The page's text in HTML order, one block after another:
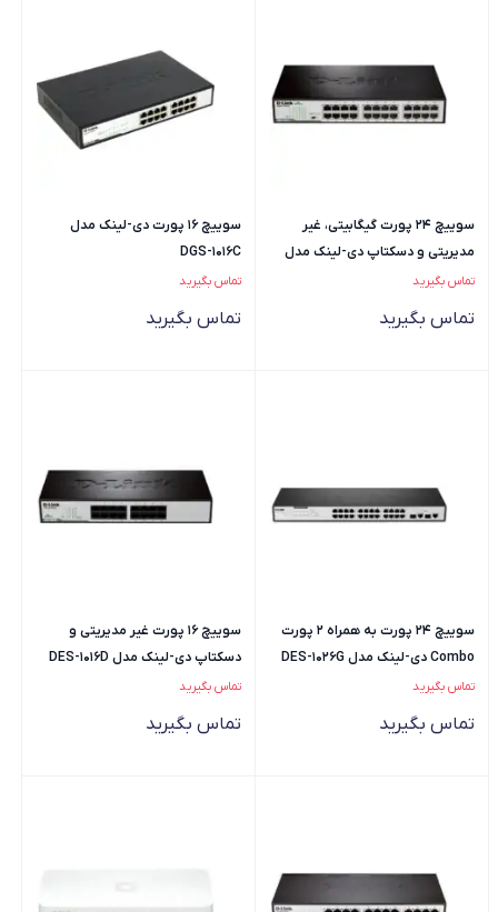
سوییچ 24 پورت گیگابیتی، غیر
مدیریتی و دسکتاپ دی-لینک مدل
DGS-1024D
تماس بگیرید
تماس بگیرید
سوییچ 16 پورت دی-لینک مدل
DGS-1016C
تماس بگیرید
تماس بگیرید
سوییچ 24 پورت به همراه 2 پورت
Combo دی-لینک مدل DES-1026G
تماس بگیرید
تماس بگیرید
سوییچ 16 پورت غیر مدیریتی و
دسکتاپ دی-لینک مدل DES-1016D
تماس بگیرید
تماس بگیرید